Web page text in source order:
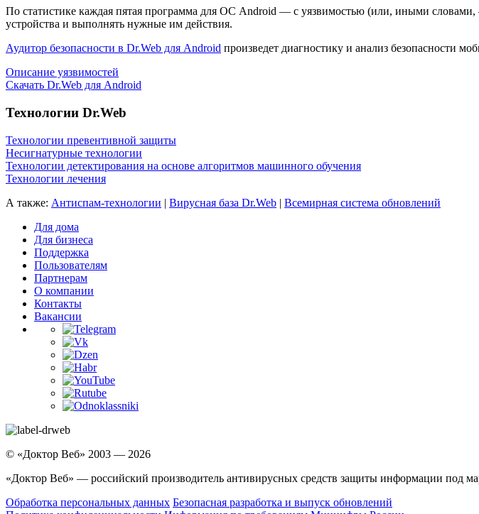
По статистике каждая пятая программа для ОС Android — с уязвимостью (или, иными словами,
устройства и выполнять нужные им действия.
Аудитор безопасности в Dr.Web для Android произведет диагностику и анализ безопасности
Описание уязвимостей
Скачать Dr.Web для Android
Технологии Dr.Web
Технологии превентивной защиты
Несигнатурные технологии
Технологии детектирования на основе алгоритмов машинного обучения
Технологии лечения
А также: Антиспам-технологии | Вирусная база Dr.Web | Всемирная система обновлений
Для дома
Для бизнеса
Поддержка
Пользователям
Партнерам
О компании
Контакты
Вакансии
© «Доктор Веб» 2003 — 2026
«Доктор Веб» — российский производитель антивирусных средств защиты информации под
Обработка персональных данных Безопасная разработка и выпуск обновлений